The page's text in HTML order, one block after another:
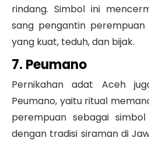
rindang. Simbol ini
sang pengantin
yang kuat, teduh, dan bijak.
7. Peumano
Pernikahan adat Aceh
Peumano, yaitu ritual
perempuan sebagai
dengan tradisi siraman di